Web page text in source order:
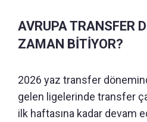
AVRUPA TRANSFER
ZAMAN BİTİYOR?
2026 yaz transfer
gelen ligelerinde transfer
ilk haftasına kadar devam